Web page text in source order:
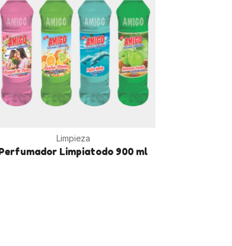
Limpieza
Limpiatodo 900 ml